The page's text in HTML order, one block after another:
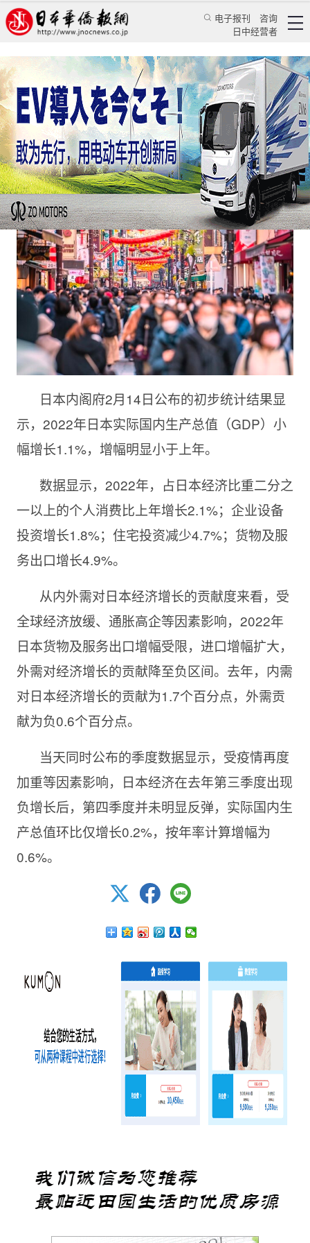
电子报刊
咨询
日中经营者
日本2022年实际GDP增长1.1%
刘春燕 日本新闻 经济视野
日本华侨报 2023/2/17 17:07:39
日本内阁府2月14日公布的初步统计结果显
示，2022年日本实际国内生产总值（GDP）小
幅增长1.1%，增幅明显小于上年。
数据显示，2022年，占日本经济比重二分之
一以上的个人消费比上年增长2.1%；企业设备
投资增长1.8%；住宅投资减少4.7%；货物及服
务出口增长4.9%。
从内外需对日本经济增长的贡献度来看，受
全球经济放缓、通胀高企等因素影响，2022年
日本货物及服务出口增幅受限，进口增幅扩大，
外需对经济增长的贡献降至负区间。去年，内需
对日本经济增长的贡献为1.7个百分点，外需贡
献为负0.6个百分点。
当天同时公布的季度数据显示，受疫情再度
加重等因素影响，日本经济在去年第三季度出现
负增长后，第四季度并未明显反弹，实际国内生
产总值环比仅增长0.2%，按年率计算增幅为
0.6%。